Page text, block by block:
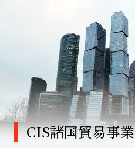
CIS諸国貿易事業